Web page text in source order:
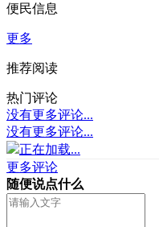
便民信息
更多
推荐阅读
热门评论
没有更多评论...
没有更多评论...
正在加载...
更多评论
随便说点什么